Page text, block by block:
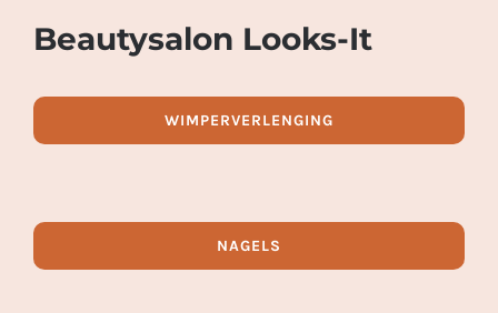
Beautysalon Looks-It
WIMPERVERLENGING
NAGELS